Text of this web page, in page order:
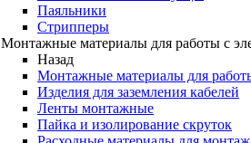
Паяльники
Стрипперы
Монтажные материалы для работы с
Назад
Монтажные материалы для
Изделия для заземления кабелей
Ленты монтажные
Пайка и изолирование скруток